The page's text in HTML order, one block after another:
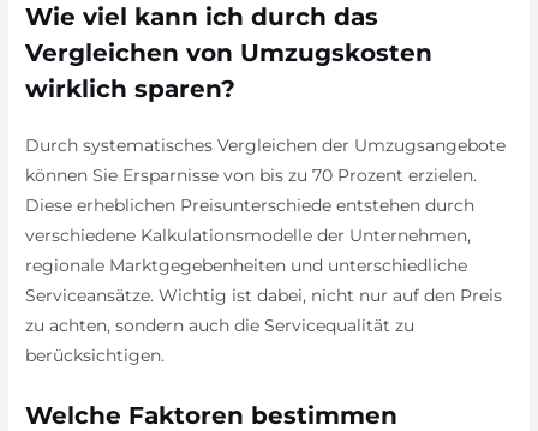
Wie viel kann ich durch das
Vergleichen von Umzugskosten
wirklich sparen?
Durch systematisches Vergleichen der Umzugsangebote
können Sie Ersparnisse von bis zu 70 Prozent erzielen.
Diese erheblichen Preisunterschiede entstehen durch
verschiedene Kalkulationsmodelle der Unternehmen,
regionale Marktgegebenheiten und unterschiedliche
Serviceansätze. Wichtig ist dabei, nicht nur auf den Preis
zu achten, sondern auch die Servicequalität zu
berücksichtigen.
Welche Faktoren bestimmen